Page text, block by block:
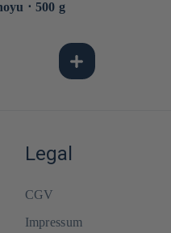
⋅ 500 g
Legal
CGV
Impressum